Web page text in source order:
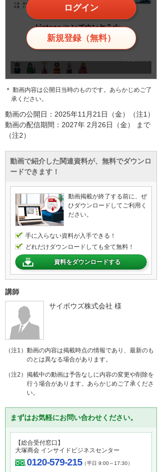
ログイン
新規登録（無料）
＊ 動画内容は公開日当時のものです。あらかじめご了
承ください。
動画の公開日：2025年11月21日（金）（注1）
動画の配信期間：2027年 2月26日（金） まで
（注2）
動画で紹介した関連資料が、無料でダウンロ
ードできます！
動画掲載が終了する前に、ぜ
ひダウンロードしてご利用く
ださい。
手に入らない資料が入手できる！
どれだけダウンロードしても全て無料！
資料をダウンロードする
講師
サイボウズ株式会社 様
（注1）動画の内容は掲載時点の情報であり、最新のも
のとは異なる場合があります。
（注2）掲載中の動画は予告なしに内容の変更や削除を
行う場合があります。あらかじめご了承くださ
い。
まずはお気軽にお問い合わせください。
【総合受付窓口】
大塚商会 インサイドビジネスセンター
0120-579-215（平日 9:00～17:30）